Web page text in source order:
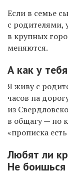
Если в семье
с родителями,
в крупных
меняются.
А как у
Я живу с
часов на
из
в общагу — но
«прописка
Любят ли
Не боишься